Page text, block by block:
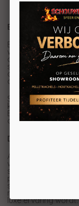
Twee
Koude lucht
Eenvoudig aan te
Bij deze haard
warmte, maar
de haard een
snelheid van de
allemaal
afstandsbediening.
Standaard worden
keramische
British Woodland
de British
De perfecte maat
Altijd al gedroomd
woonkamer? Voor
streven naar
perfecte match in
strakke lijnen van
middelpunt in uw
luxe ervaring wordt.